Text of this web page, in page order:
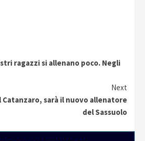
ragazzi si allenano poco. Negli
Next
Catanzaro, sarà il nuovo allenatore
del Sassuolo